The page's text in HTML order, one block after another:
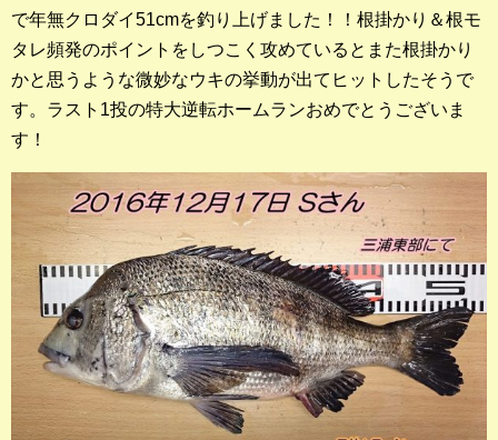
で年無クロダイ51cmを釣り上げました！！根掛かり＆根モ
タレ頻発のポイントをしつこく攻めているとまた根掛かり
かと思うような微妙なウキの挙動が出てヒットしたそうで
す。ラスト1投の特大逆転ホームランおめでとうございま
す！
2023年 メジナ部門
歴代釣果ランキング
クロダイ部門
シロギス部門
過去の釣果ランキング
ブログ・釣行記
スタッフブログ
店長釣行記